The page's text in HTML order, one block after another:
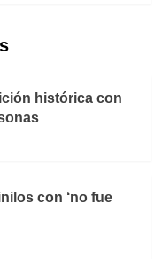
histórica con
con ‘no fue